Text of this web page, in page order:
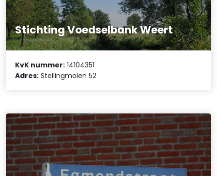
Stichting Voedselbank Weert
KvK nummer: 14104351
Adres: Stellingmolen 52